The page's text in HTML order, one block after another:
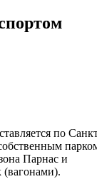
по
Парнас и
(вагонами).